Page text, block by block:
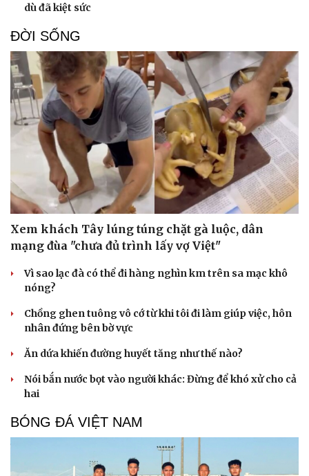
dù đã kiệt sức
ĐỜI SỐNG
Xem khách Tây lúng túng chặt gà luộc, dân
mạng đùa "chưa đủ trình lấy vợ Việt"
Vì sao lạc đà có thể đi hàng nghìn km trên sa mạc khô
nóng?
Chồng ghen tuông vô cớ từ khi tôi đi làm giúp việc, hôn
nhân đứng bên bờ vực
Ăn dứa khiến đường huyết tăng như thế nào?
Nói bắn nước bọt vào người khác: Đừng để khó xử cho cả
hai
BÓNG ĐÁ VIỆT NAM